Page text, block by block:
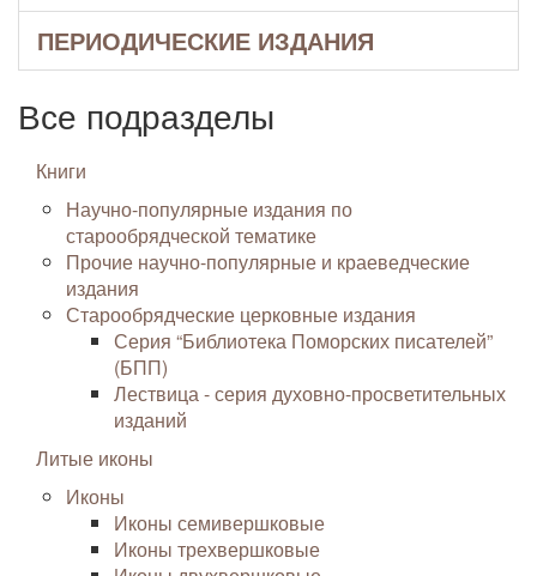
ПЕРИОДИЧЕСКИЕ ИЗДАНИЯ
Все подразделы
Книги
Научно-популярные издания по
старообрядческой тематике
Прочие научно-популярные и краеведческие
издания
Старообрядческие церковные издания
Серия “Библиотека Поморских писателей”
(БПП)
Лествица - серия духовно-просветительных
изданий
Литые иконы
Иконы
Иконы семивершковые
Иконы трехвершковые